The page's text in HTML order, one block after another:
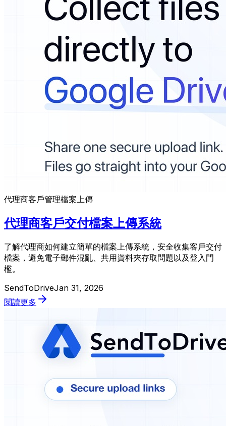
代理商客戶管理檔案上傳
代理商客戶交付檔案上傳系統
了解代理商如何建立簡單的檔案上傳系統，安全收集客戶交付
檔案，避免電子郵件混亂、共用資料夾存取問題以及登入門
檻。
SendToDriveJan 31, 2026
閱讀更多